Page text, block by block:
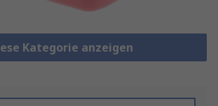
Kategorie anzeigen